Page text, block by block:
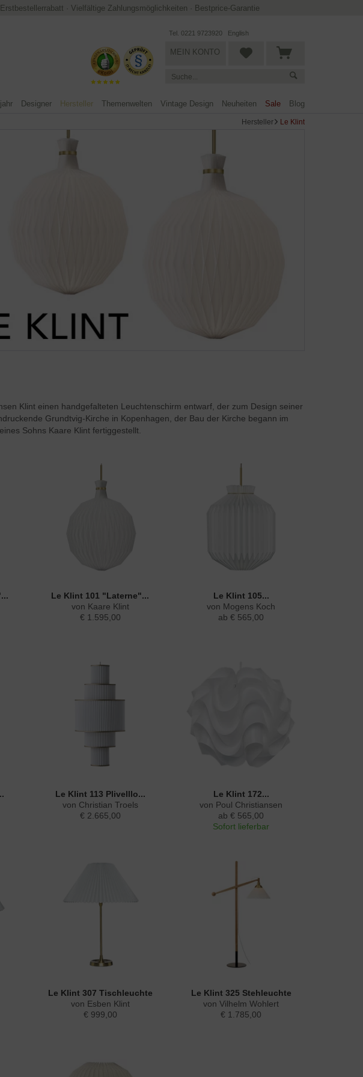
· Vielfältige Zahlungsmöglichkeiten · Bestprice-Garantie
Tel. 0221 9723920 English
MEIN KONTO
Designer Hersteller Themenwelten Vintage Design Neuheiten Sale Blog
Hersteller Le Klint
Klint einen handgefalteten Leuchtenschirm entwarf, der zum Design seiner
Grundtvig-Kirche in Kopenhagen, der Bau der Kirche begann im
Sohns Kaare Klint fertiggestellt.
Le Klint 101 "Laterne"...
von Kaare Klint
€ 1.595,00
Le Klint 105...
von Mogens Koch
ab € 565,00
Le Klint 113 Plivelllo...
von Christian Troels
€ 2.665,00
Le Klint 172...
von Poul Christiansen
ab € 565,00
Sofort lieferbar
Le Klint 307 Tischleuchte
von Esben Klint
€ 999,00
Le Klint 325 Stehleuchte
von Vilhelm Wohlert
€ 1.785,00